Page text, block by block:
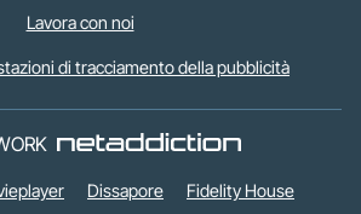
Lavora con noi
di tracciamento della pubblicità
Dissapore Fidelity House